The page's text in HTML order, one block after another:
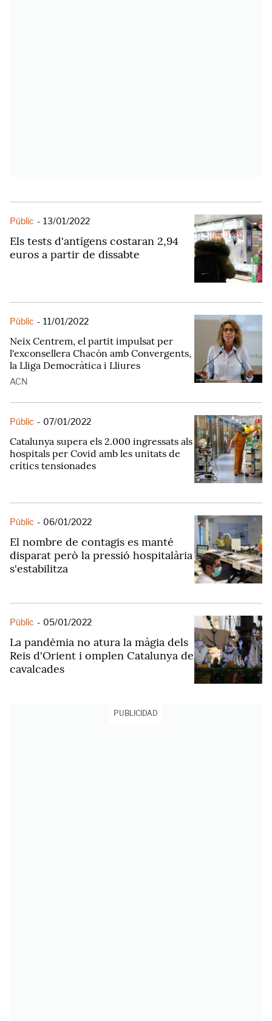
Públic - 13/01/2022
Els tests d'antígens costaran 2,94
euros a partir de dissabte
Públic - 11/01/2022
Neix Centrem, el partit impulsat per
l'exconsellera Chacón amb Convergents,
la Lliga Democràtica i Lliures
ACN
Públic - 07/01/2022
Catalunya supera els 2.000 ingressats als
hospitals per Covid amb les unitats de
crítics tensionades
Públic - 06/01/2022
El nombre de contagis es manté
disparat però la pressió hospitalària
s'estabilitza
Públic - 05/01/2022
La pandèmia no atura la màgia dels
Reis d'Orient i omplen Catalunya de
cavalcades
PUBLICIDAD